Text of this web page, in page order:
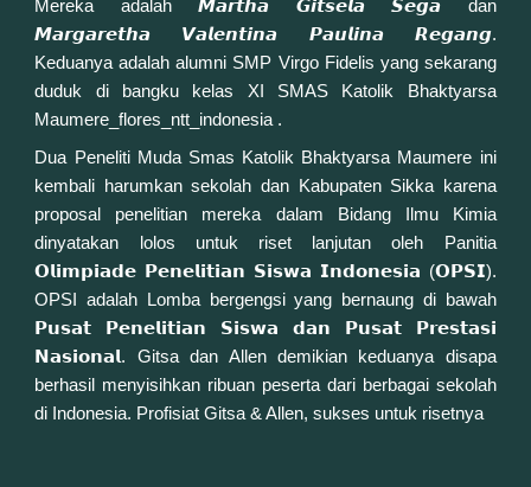
Mereka adalah 𝙈𝙖𝙧𝙩𝙝𝙖 𝙂𝙞𝙩𝙨𝙚𝙡𝙖 𝙎𝙚𝙜𝙖 dan
𝙈𝙖𝙧𝙜𝙖𝙧𝙚𝙩𝙝𝙖 𝙑𝙖𝙡𝙚𝙣𝙩𝙞𝙣𝙖 𝙋𝙖𝙪𝙡𝙞𝙣𝙖 𝙍𝙚𝙜𝙖𝙣𝙜.
Keduanya adalah alumni SMP Virgo Fidelis yang sekarang
duduk di bangku kelas XI SMAS Katolik Bhaktyarsa
Maumere_flores_ntt_indonesia .
Dua Peneliti MudaSmas Katolik Bhaktyarsa Maumere ini
kembali harumkan sekolah dan Kabupaten Sikka karena
proposal penelitian mereka dalam Bidang Ilmu Kimia
dinyatakan lolos untuk riset lanjutan oleh Panitia
𝗢𝗹𝗶𝗺𝗽𝗶𝗮𝗱𝗲 𝗣𝗲𝗻𝗲𝗹𝗶𝘁𝗶𝗮𝗻 𝗦𝗶𝘀𝘄𝗮 𝗜𝗻𝗱𝗼𝗻𝗲𝘀𝗶𝗮 (𝗢𝗣𝗦𝗜).
OPSI adalah Lomba bergengsi yang bernaung di bawah
𝗣𝘂𝘀𝗮𝘁 𝗣𝗲𝗻𝗲𝗹𝗶𝘁𝗶𝗮𝗻 𝗦𝗶𝘀𝘄𝗮 𝗱𝗮𝗻 𝗣𝘂𝘀𝗮𝘁 𝗣𝗿𝗲𝘀𝘁𝗮𝘀𝗶
𝗡𝗮𝘀𝗶𝗼𝗻𝗮𝗹. Gitsa dan Allen demikian keduanya disapa
berhasil menyisihkan ribuan peserta dari berbagai sekolah
di Indonesia. Profisiat Gitsa & Allen, sukses untuk risetnya